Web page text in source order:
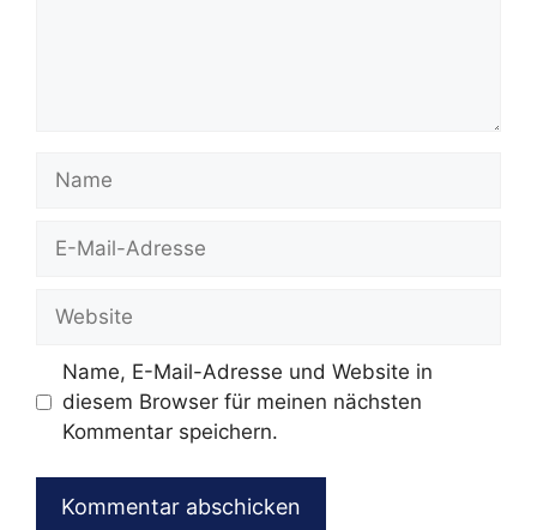
Mail-
Name, E-Mail-Adresse und Website in
diesem Browser für meinen nächsten
Kommentar speichern.